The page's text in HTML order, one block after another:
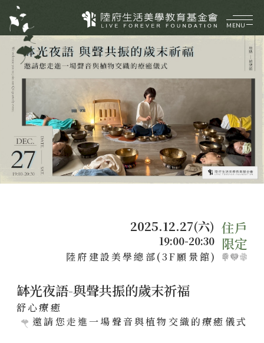
MENU
企業介紹
ABOUT
美好理願
陸府健社
大事紀要
菁英團隊
品牌價值
CORE VALUES
生機建築
永續服務
質感樂活
陸府基金會
FOUNDATION
關於陸府基金會
美學活動
展覽資訊
NEWS
2025.12.27(六)
19:00-20:30
陸府建設美學總部(3F願景館)
缽光夜語-與聲共振的歲末祈福
舒心療癒
邀請您走進一場聲音與植物交織的療癒儀式